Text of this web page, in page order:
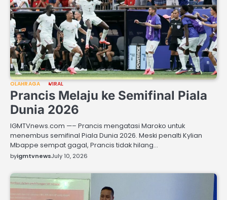
OLAHRAGA VIRAL
Prancis Melaju ke Semifinal Piala
Dunia 2026
IGMTVnews.com —– Prancis mengatasi Maroko untuk
menembus semifinal Piala Dunia 2026. Meski penalti Kylian
Mbappe sempat gagal, Prancis tidak hilang…
byigmtvnewsJuly 10, 2026